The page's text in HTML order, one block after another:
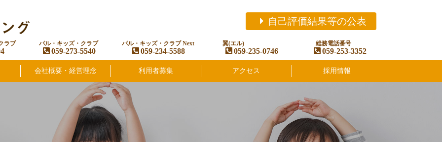
ラブ パル・キッズ・クラブ
059-273-5540
パル・キッズ・クラブ Next
059-234-5588
翼(エル)
059-235-0746
総務電話番号
059-253-3352
自己評価結果等の公表
会社概要・経営理念 利用者募集 アクセス 採用情報